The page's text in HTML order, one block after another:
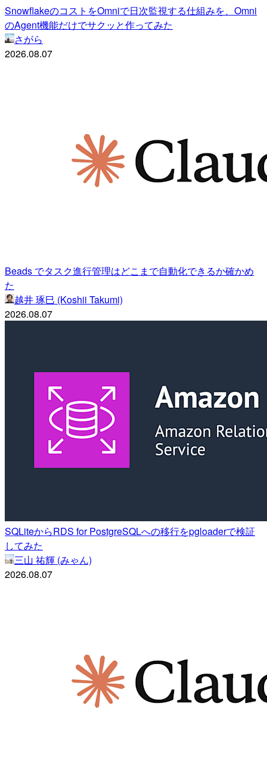
SnowflakeのコストをOmniで日次監視する仕組みを、Omni
のAgent機能だけでサクッと作ってみた
さがら
2026.08.07
Beads でタスク進行管理はどこまで自動化できるか確かめ
た
越井 琢巳 (Koshii Takumi)
2026.08.07
SQLiteからRDS for PostgreSQLへの移行をpgloaderで検証
してみた
三山 祐輝 (みゃん)
2026.08.07